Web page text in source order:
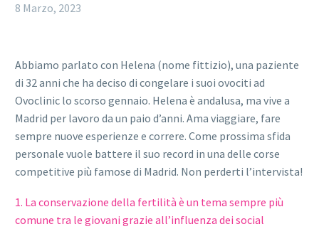
8 Marzo, 2023
Abbiamo parlato con Helena (nome fittizio), una paziente
di 32 anni che ha deciso di congelare i suoi ovociti ad
Ovoclinic lo scorso gennaio. Helena è andalusa, ma vive a
Madrid per lavoro da un paio d’anni. Ama viaggiare, fare
sempre nuove esperienze e correre. Come prossima sfida
personale vuole battere il suo record in una delle corse
competitive più famose di Madrid. Non perderti l’intervista!
1. La conservazione della fertilità è un tema sempre più
comune tra le giovani grazie all’influenza dei social